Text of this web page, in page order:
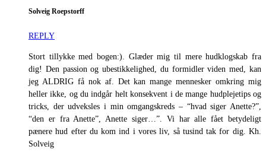
Solveig Roepstorff
REPLY
Stort tillykke med bogen:). Glæder mig til mere hudklogskab fra
dig! Den passion og ubestikkelighed, du formidler viden med, kan
jeg ALDRIG få nok af. Det kan mange mennesker omkring mig
heller ikke, og du indgår helt konsekvent i de mange hudplejetips og
tricks, der udveksles i min omgangskreds – “hvad siger Anette?”,
“den er fra Anette”, Anette siger…”. Vi har alle fået betydeligt
pænere hud efter du kom ind i vores liv, så tusind tak for dig. Kh.
Solveig